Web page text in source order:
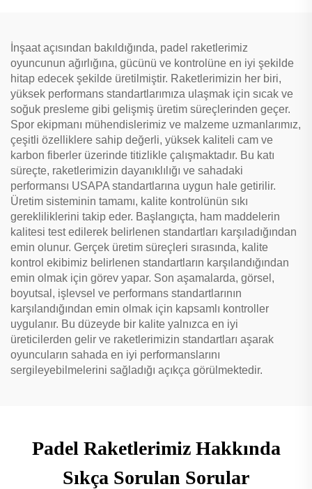
İnşaat açısından bakıldığında, padel raketlerimiz
oyuncunun ağırlığına, gücünü ve kontrolüne en iyi şekilde
hitap edecek şekilde üretilmiştir. Raketlerimizin her biri,
yüksek performans standartlarımıza ulaşmak için sıcak ve
soğuk presleme gibi gelişmiş üretim süreçlerinden geçer.
Spor ekipmanı mühendislerimiz ve malzeme uzmanlarımız,
çeşitli özelliklere sahip değerli, yüksek kaliteli cam ve
karbon fiberler üzerinde titizlikle çalışmaktadır. Bu katı
süreçte, raketlerimizin dayanıklılığı ve sahadaki
performansı USAPA standartlarına uygun hale getirilir.
Üretim sisteminin tamamı, kalite kontrolünün sıkı
gerekliliklerini takip eder. Başlangıçta, ham maddelerin
kalitesi test edilerek belirlenen standartları karşıladığından
emin olunur. Gerçek üretim süreçleri sırasında, kalite
kontrol ekibimiz belirlenen standartların karşılandığından
emin olmak için görev yapar. Son aşamalarda, görsel,
boyutsal, işlevsel ve performans standartlarının
karşılandığından emin olmak için kapsamlı kontroller
uygulanır. Bu düzeyde bir kalite yalnızca en iyi
üreticilerden gelir ve raketlerimizin standartları aşarak
oyuncuların sahada en iyi performanslarını
sergileyebilmelerini sağladığı açıkça görülmektedir.
Padel Raketlerimiz Hakkında
Sıkça Sorulan Sorular